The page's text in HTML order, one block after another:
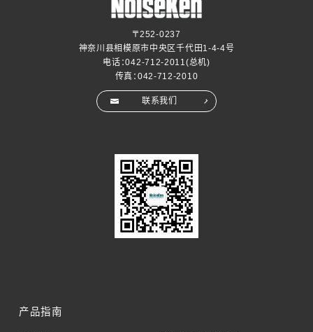
〒252-0237
神奈川县相模原市中央区千代田1-4-4号
电话：042-712-2011 (总机)
传真：042-712-2010
联系我们
产品指南